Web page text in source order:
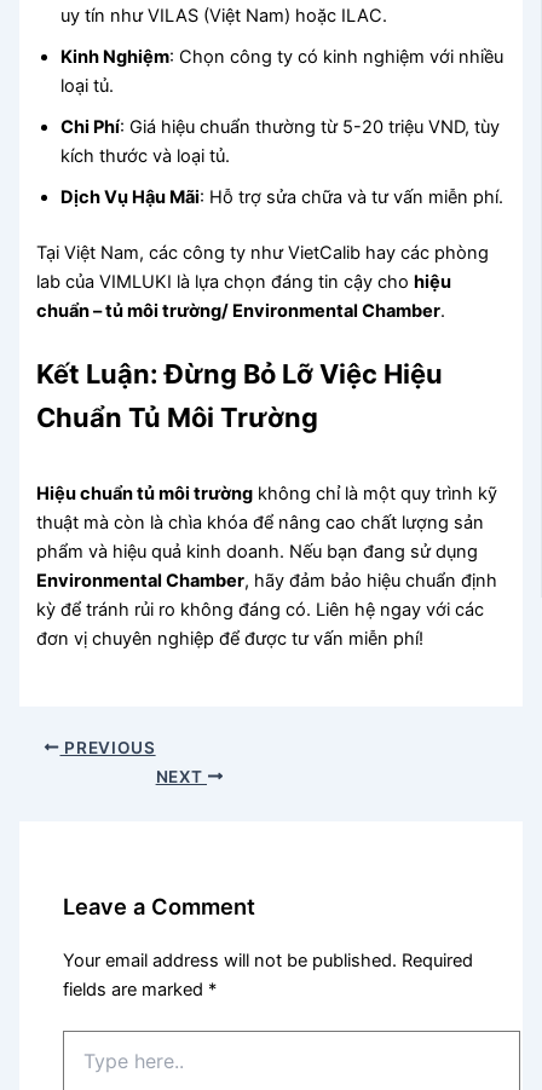
uy tín như VILAS (Việt Nam) hoặc ILAC.
Kinh Nghiệm: Chọn công ty có kinh nghiệm với nhiều
loại tủ.
Chi Phí: Giá hiệu chuẩn thường từ 5-20 triệu VND, tùy
kích thước và loại tủ.
Dịch Vụ Hậu Mãi: Hỗ trợ sửa chữa và tư vấn miễn phí.
Tại Việt Nam, các công ty như VietCalib hay các phòng
lab của VIMLUKI là lựa chọn đáng tin cậy cho hiệu
chuẩn – tủ môi trường/ Environmental Chamber.
Kết Luận: Đừng Bỏ Lỡ Việc Hiệu
Chuẩn Tủ Môi Trường
Hiệu chuẩn tủ môi trường không chỉ là một quy trình kỹ
thuật mà còn là chìa khóa để nâng cao chất lượng sản
phẩm và hiệu quả kinh doanh. Nếu bạn đang sử dụng
Environmental Chamber, hãy đảm bảo hiệu chuẩn định
kỳ để tránh rủi ro không đáng có. Liên hệ ngay với các
đơn vị chuyên nghiệp để được tư vấn miễn phí!
PREVIOUS
NEXT
Leave a Comment
Your email address will not be published. Required
fields are marked *
here..